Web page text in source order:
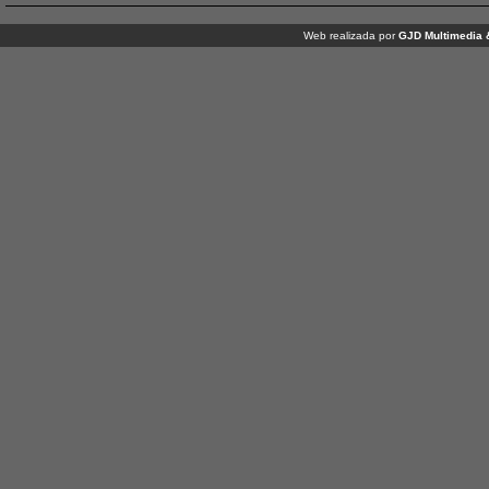
Web realizada por GJD Multimedia